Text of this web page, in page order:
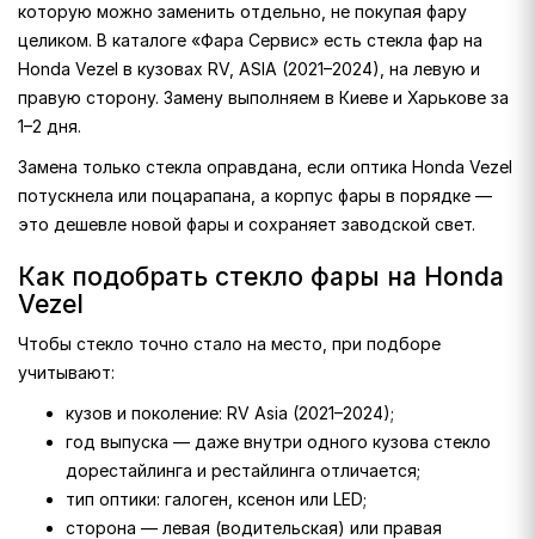
которую можно заменить отдельно, не покупая фару
целиком. В каталоге «Фара Сервис» есть стекла фар на
Honda Vezel в кузовах RV, ASIA (2021–2024), на левую и
правую сторону. Замену выполняем в Киеве и Харькове за
1–2 дня.
Замена только стекла оправдана, если оптика Honda Vezel
потускнела или поцарапана, а корпус фары в порядке —
это дешевле новой фары и сохраняет заводской свет.
Как подобрать стекло фары на Honda
Vezel
Чтобы стекло точно стало на место, при подборе
учитывают:
кузов и поколение: RV Asia (2021–2024);
год выпуска — даже внутри одного кузова стекло
дорестайлинга и рестайлинга отличается;
тип оптики: галоген, ксенон или LED;
сторона — левая (водительская) или правая